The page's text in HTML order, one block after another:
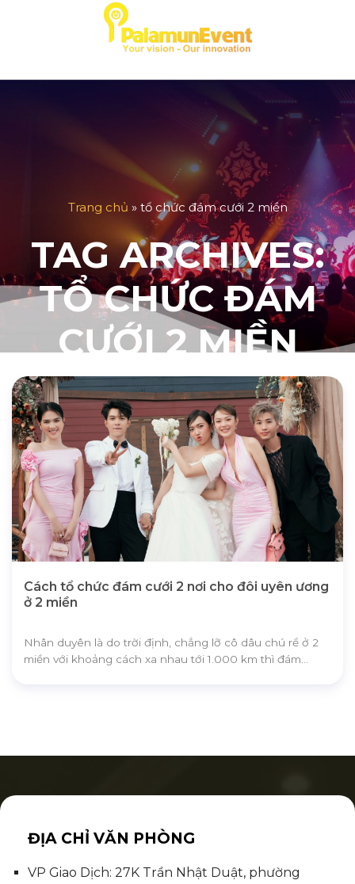
Trang chủ » tổ chức đám cưới 2 miền
TAG ARCHIVES:
TỔ CHỨC ĐÁM
CƯỚI 2 MIỀN
0866.48.1115 0906.412.568
Cách tổ chức đám cưới 2 nơi cho đôi uyên ương
ở 2 miền
Nhân duyên là do trời định, chẳng lỡ cô dâu chú rể ở 2
miền với khoảng cách xa nhau tới 1.000 km thì đám...
ĐỊA CHỈ VĂN PHÒNG
VP Giao Dịch: 27K Trần Nhật Duật, phường